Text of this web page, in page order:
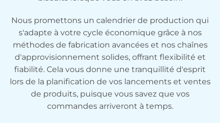
Nous promettons un calendrier de production qui
s'adapte à votre cycle économique grâce à nos
méthodes de fabrication avancées et nos chaînes
d'approvisionnement solides, offrant flexibilité et
fiabilité. Cela vous donne une tranquillité d'esprit
lors de la planification de vos lancements et ventes
de produits, puisque vous savez que vos
commandes arriveront à temps.